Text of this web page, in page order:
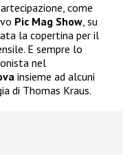
come
Pic Mag Show, su
la copertina per il
E sempre lo
nel
insieme ad alcuni
di Thomas Kraus.